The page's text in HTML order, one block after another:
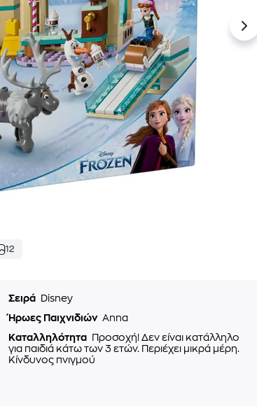
12
Σειρά
Disney
Ήρωες Παιχνιδιών Anna
Καταλληλότητα
Προσοχή! Δεν είναι κατάλληλο
για παιδιά κάτω των 3 ετών. Περιέχει μικρά μέρη.
Κίνδυνος πνιγμού